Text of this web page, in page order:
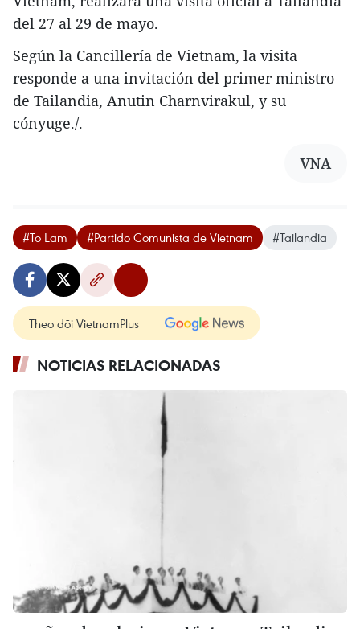
del 27 al 29 de mayo.
Según la Cancillería de Vietnam, la visita
responde a una invitación del primer ministro
de Tailandia, Anutin Charnvirakul, y su
cónyuge./.
VNA
#To Lam #Partido Comunista de Vietnam #Tailandia
Theo dõi VietnamPlus
NOTICIAS RELACIONADAS